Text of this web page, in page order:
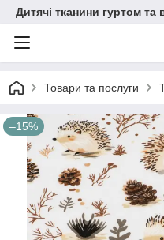
Дитячі тканини гуртом та
Товари та послуги
–15%